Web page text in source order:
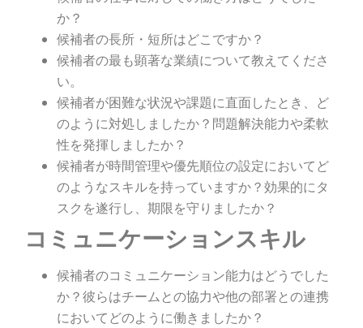
か？
候補者の長所・短所はどこですか？
候補者の最も顕著な業績について教えてくださ
い。
候補者が困難な状況や課題に直面したとき、ど
のように対処しましたか？問題解決能力や柔軟
性を発揮しましたか？
候補者が時間管理や優先順位の設定においてど
のようなスキルを持っていますか？効果的にタ
スクを遂行し、期限を守りましたか？
コミュニケーションスキル
候補者のコミュニケーション能力はどうでした
か？彼らはチームとの協力や他の部署との連携
においてどのように働きましたか？